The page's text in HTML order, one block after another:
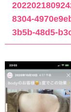
8304-
3b5b-48d5-